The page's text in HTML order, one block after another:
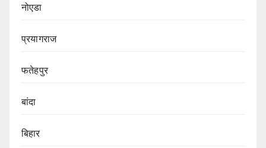
नोएडा
प्रयागराज
फतेहपुर
बांदा
बिहार